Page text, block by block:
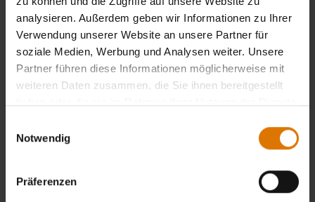
analysieren. Außerdem geben wir Informationen zu Ihrer
Verwendung unserer Website an unsere Partner für
soziale Medien, Werbung und Analysen weiter. Unsere
Partner führen diese Informationen möglicherweise mit
weiteren Daten zusammen, die Sie ihnen bereitgestellt
Notwendig
Präferenzen
Weber Store Kassel
Hornschu im bunten Haus
Oberste Gasse 3-7
34117 Kassel
Niedersachsen